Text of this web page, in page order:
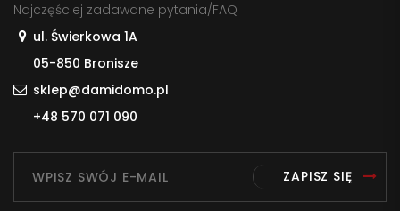
Najczęściej zadawane pytania/FAQ
ul. Świerkowa 1A
05-850 Bronisze
sklep@damidomo.pl
+48 570 071 090
ZAPISZ SIĘ